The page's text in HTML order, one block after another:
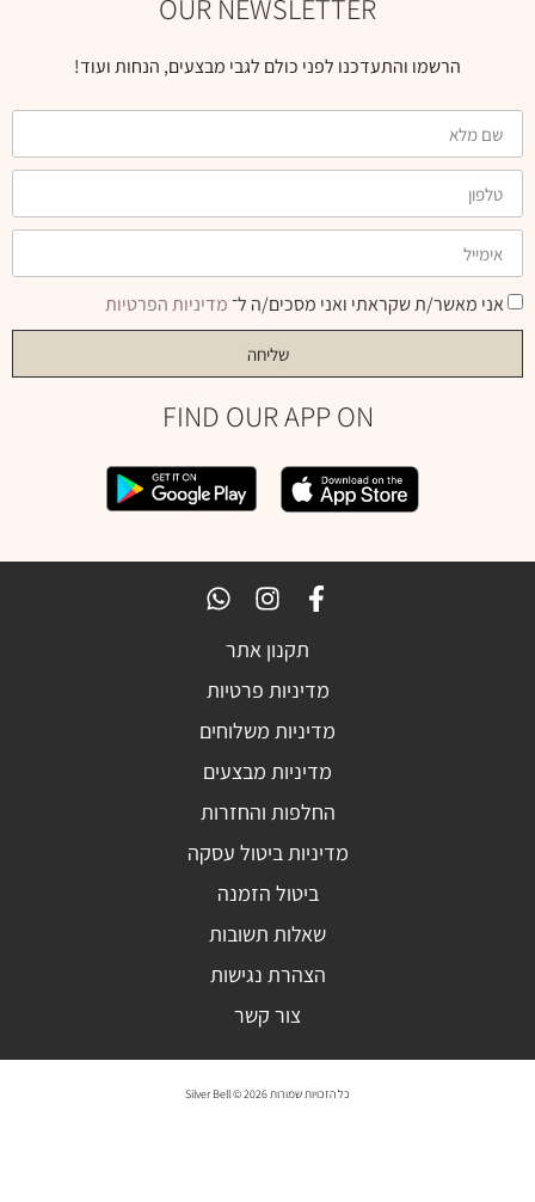
OUR NEWSLETTER
הרשמו והתעדכנו לפני כולם לגבי מבצעים, הנחות ועוד!
אני מאשר/ת שקראתי ואני מסכים/ה ל־מדיניות הפרטיות
שליחה
FIND OUR APP ON
תקנון אתר
מדיניות פרטיות
מדיניות משלוחים
מדיניות מבצעים
החלפות והחזרות
מדיניות ביטול עסקה
ביטול הזמנה
שאלות תשובות
הצהרת נגישות
צור קשר
כל הזכויות שמורות 2026 © Silver Bell